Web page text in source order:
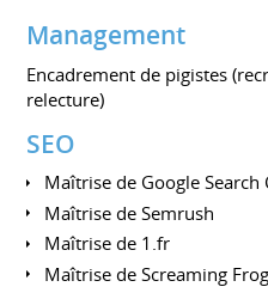
Management
Encadrement de pigistes
relecture)
SEO
Maîtrise de Google Search
Maîtrise de Semrush
Maîtrise de 1.fr
Maîtrise de Screaming Frog